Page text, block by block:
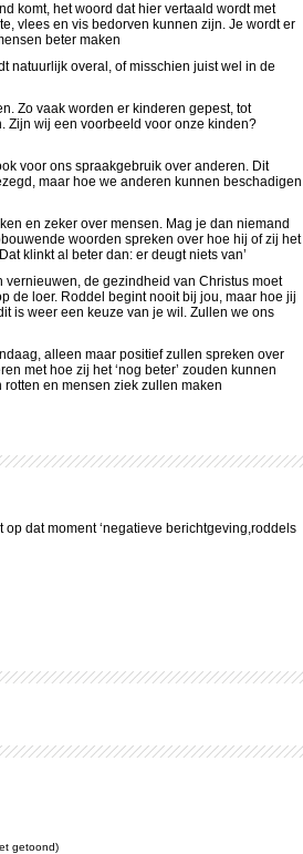
komt, het woord dat hier vertaald wordt met
vlees en vis bedorven kunnen zijn. Je wordt er
beter maken
natuurlijk overal, of misschien juist wel in de
Zo vaak worden er kinderen gepest, tot
Zijn wij een voorbeeld voor onze kinden?
voor ons spraakgebruik over anderen. Dit
maar hoe we anderen kunnen beschadigen
en zeker over mensen. Mag je dan niemand
woorden spreken over hoe hij of zij het
klinkt al beter dan: er deugt niets van’
de gezindheid van Christus moet
de loer. Roddel begint nooit bij jou, maar hoe jij
is weer een keuze van je wil. Zullen we ons
alleen maar positief zullen spreken over
met hoe zij het ‘nog beter’ zouden kunnen
en mensen ziek zullen maken
dat moment ‘negatieve berichtgeving,roddels
getoond)